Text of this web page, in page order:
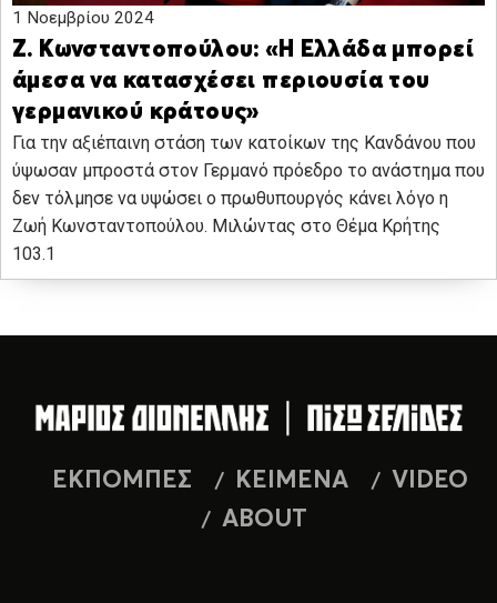
1 Νοεμβρίου 2024
Ζ. Κωνσταντοπούλου: «Η Ελλάδα μπορεί
άμεσα να κατασχέσει περιουσία του
γερμανικού κράτους»
Για την αξιέπαινη στάση των κατοίκων της Κανδάνου που
ύψωσαν μπροστά στον Γερμανό πρόεδρο το ανάστημα που
δεν τόλμησε να υψώσει ο πρωθυπουργός κάνει λόγο η
Ζωή Κωνσταντοπούλου. Μιλώντας στο Θέμα Κρήτης
103.1
ΕΚΠΟΜΠΕΣ ΚΕΙΜΕΝΑ
VIDEO
ABOUT